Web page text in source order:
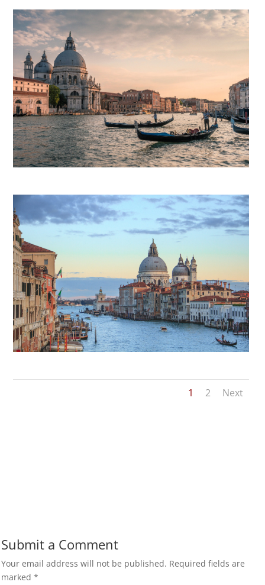
1 2 Next
Submit a Comment
Your email address will not be published. Required fields are
marked *